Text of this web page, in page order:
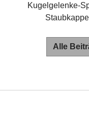
Kugelgelenke-
Alle